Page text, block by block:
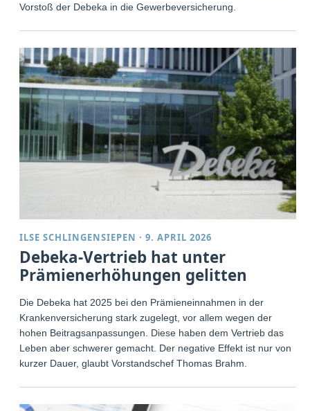
Vorstoß der Debeka in die Gewerbeversicherung.
ILSE SCHLINGENSIEPEN ·9. APRIL 2026
Debeka-Vertrieb hat unter
Prämienerhöhungen gelitten
Die Debeka hat 2025 bei den Prämieneinnahmen in der
Krankenversicherung stark zugelegt, vor allem wegen der
hohen Beitragsanpassungen. Diese haben dem Vertrieb das
Leben aber schwerer gemacht. Der negative Effekt ist nur von
kurzer Dauer, glaubt Vorstandschef Thomas Brahm.